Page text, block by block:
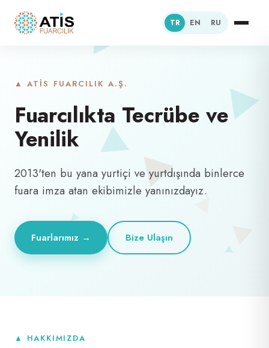
TR EN RU
▲ ATİS FUARCILIK A.Ş.
Fuarcılıkta Tecrübe ve
Yenilik
2013'ten bu yana yurtiçi ve yurtdışında binlerce
fuara imza atan ekibimizle yanınızdayız.
Fuarlarımız → Bize Ulaşın
▲ HAKKIMIZDA